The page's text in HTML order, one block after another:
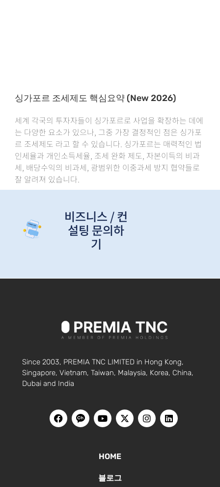
싱가포르 조세제도 핵심요약 (New 2026)
세계 각국의 투자자들이 싱가포르로 사업을 확장하는 데에
는 다양한 요소가 있으나, 그중 가장 결정적인 점은 싱가포
르 조세제도 라고 할 수 있습니다. 싱가포르는 매력적인 법
인세율과 개인소득세율, 조세 완화 제도, 자본이득의 비과
세, 배당수익의 비과세, 광범위한 이중과세 방지 협약들로
잘 알려져 있습니다.
비즈니스 / 컨
설팅 문의하
기
Since 2003, PREMIA TNC LIMITED in Hong Kong,
Singapore, Vietnam, Taiwan, Malaysia, Korea, China,
Dubai and India
HOME
블로그